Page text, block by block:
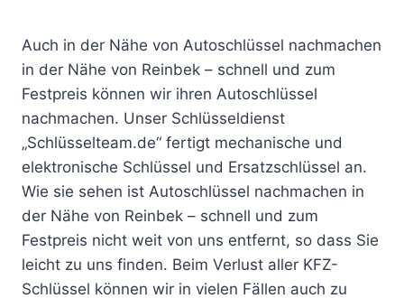
Auch in der Nähe von Autoschlüssel nachmachen
in der Nähe von Reinbek – schnell und zum
Festpreis können wir ihren Autoschlüssel
nachmachen. Unser Schlüsseldienst
„Schlüsselteam.de“ fertigt mechanische und
elektronische Schlüssel und Ersatzschlüssel an.
Wie sie sehen ist Autoschlüssel nachmachen in
der Nähe von Reinbek – schnell und zum
Festpreis nicht weit von uns entfernt, so dass Sie
leicht zu uns finden. Beim Verlust aller KFZ-
Schlüssel können wir in vielen Fällen auch zu